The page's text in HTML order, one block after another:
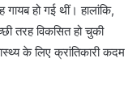
हो गई थीं। हालांकि,
तरह विकसित हो चुकी
के लिए क्रांतिकारी कदम